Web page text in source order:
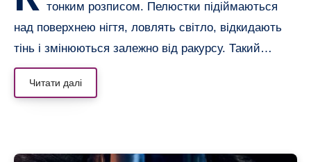
тонким розписом. Пелюстки підіймаються
над поверхнею нігтя, ловлять світло, відкидають
тінь і змінюються залежно від ракурсу. Такий…
Читати далі